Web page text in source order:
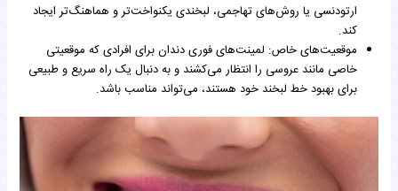
ارتودنسی یا روش‌های تهاجمی، لبخندی یکنواخت‌تر و هماهنگ‌تر ایجاد
کند.
موقعیت‌های خاص: لمینت‌های فوری دندان برای افرادی که موقعیتی
خاصی مانند عروسی را انتظار می‌کشند و به دنبال یک راه سریع و طبیعی
برای بهبود خط لبخند خود هستند، می‌تواند مناسب باشد.